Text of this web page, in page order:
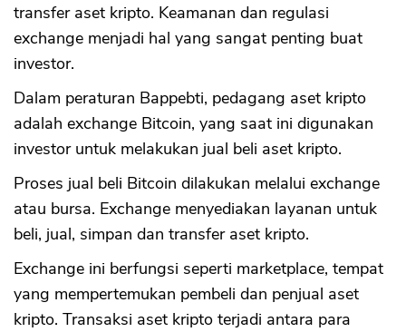
transfer aset kripto. Keamanan dan regulasi
exchange menjadi hal yang sangat penting buat
investor.
Dalam peraturan Bappebti, pedagang aset kripto
adalah exchange Bitcoin, yang saat ini digunakan
investor untuk melakukan jual beli aset kripto.
Proses jual beli Bitcoin dilakukan melalui exchange
atau bursa. Exchange menyediakan layanan untuk
beli, jual, simpan dan transfer aset kripto.
Exchange ini berfungsi seperti marketplace, tempat
yang mempertemukan pembeli dan penjual aset
kripto. Transaksi aset kripto terjadi antara para